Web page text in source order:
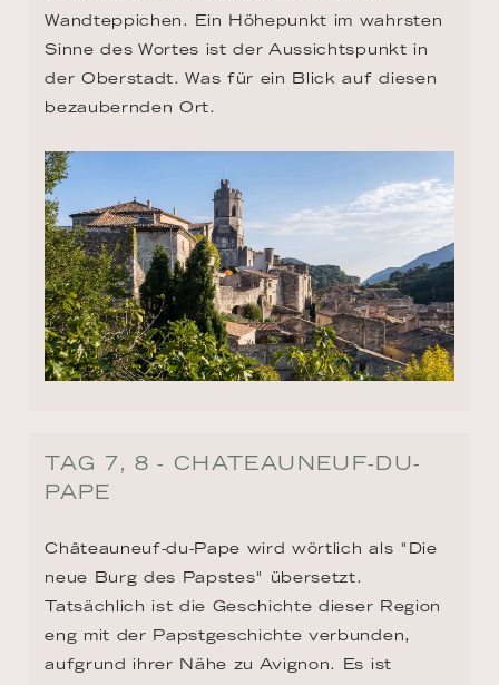
Wandteppichen. Ein Höhepunkt im wahrsten
Sinne des Wortes ist der Aussichtspunkt in
der Oberstadt. Was für ein Blick auf diesen
bezaubernden Ort.
TAG 7, 8 - CHATEAUNEUF-DU-
PAPE
Châteauneuf-du-Pape wird wörtlich als "Die
neue Burg des Papstes" übersetzt.
Tatsächlich ist die Geschichte dieser Region
eng mit der Papstgeschichte verbunden,
aufgrund ihrer Nähe zu Avignon. Es ist